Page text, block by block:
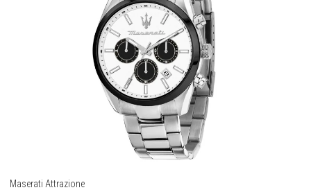
Maserati Attrazione